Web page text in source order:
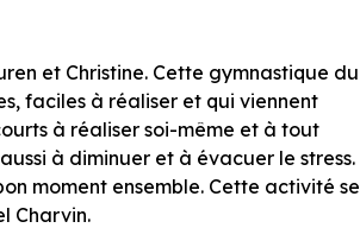
et Christine. Cette gymnastique du
faciles à réaliser et qui viennent
à réaliser soi-même et à tout
à diminuer et à évacuer le stress.
moment ensemble. Cette activité se
Charvin.